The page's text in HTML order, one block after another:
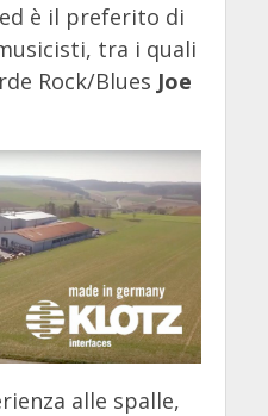
è il preferito di
tra i quali
Rock/Blues Joe
alle spalle,